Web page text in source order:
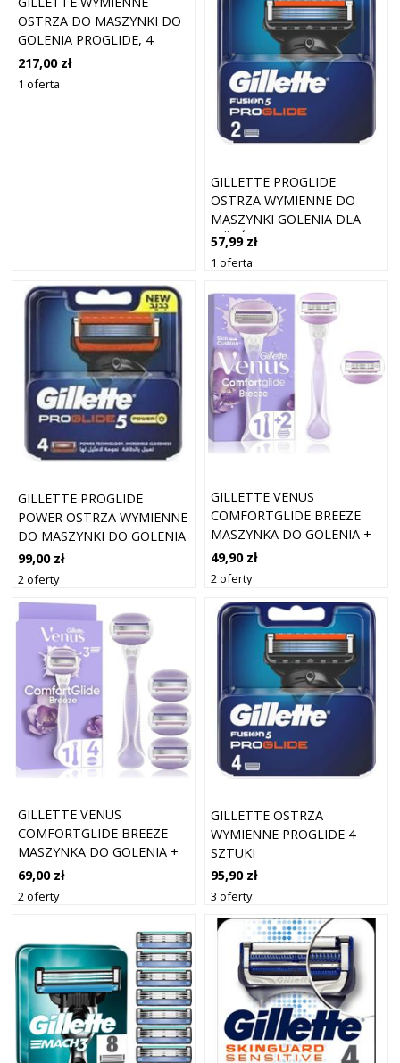
OSTRZA DO MASZYNKI DO
GOLENIA PROGLIDE, 4
WKŁADY
217,00 zł
1 oferta
GILLETTE PROGLIDE
OSTRZA WYMIENNE DO
MASZYNKI GOLENIA DLA
MÄ™ĹĽCZYZN, 2 SZTUK
57,99 zł
1 oferta
GILLETTE PROGLIDE
POWER OSTRZA WYMIENNE
DO MASZYNKI DO GOLENIA
4 SZT.
99,00 zł
2 oferty
GILLETTE VENUS
COMFORTGLIDE BREEZE
MASZYNKA DO GOLENIA +
OSTRZA WYMIENNE 1 SZT.
49,90 zł
2 oferty
GILLETTE VENUS
COMFORTGLIDE BREEZE
MASZYNKA DO GOLENIA +
OSTRZA WYMIENNE 4 SZT.
69,00 zł
2 oferty
GILLETTE OSTRZA
WYMIENNE PROGLIDE 4
SZTUKI
95,90 zł
3 oferty